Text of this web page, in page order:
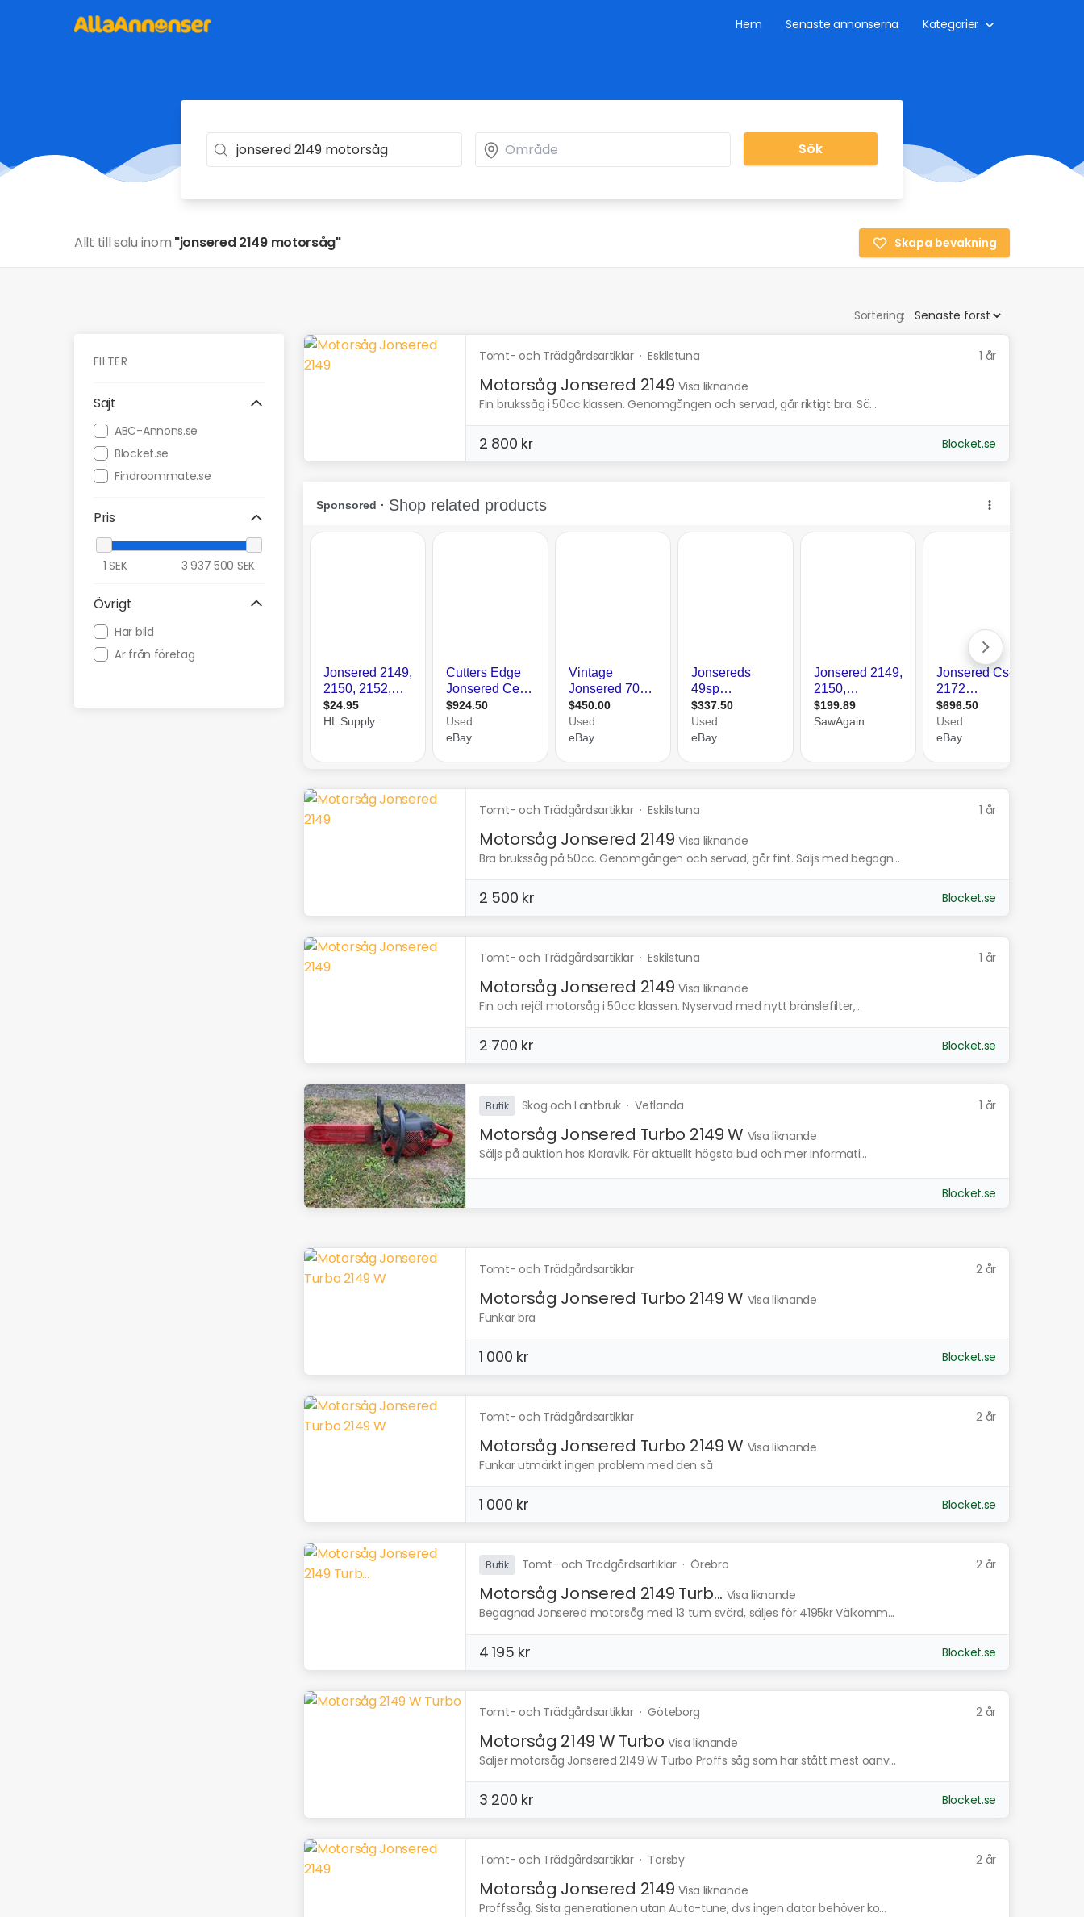
Hem Senaste annonserna Kategorier
Sök
Allt till salu inom "jonsered 2149 motorsåg" Skapa bevakning
Sortering:
FILTER
Sajt
ABC-Annons.se
Blocket.se
Findroommate.se
Pris
1 SEK 3 937 500 SEK
Övrigt
Har bild
Är från företag
Tomt- och Trädgårdsartiklar·Eskilstuna 1 år
Motorsåg Jonsered 2149 Visa liknande
Fin brukssåg i 50cc klassen. Genomgången och servad, går riktigt bra. Sä...
2 800 kr Blocket.se
Tomt- och Trädgårdsartiklar·Eskilstuna 1 år
Motorsåg Jonsered 2149 Visa liknande
Bra brukssåg på 50cc. Genomgången och servad, går fint. Säljs med begagn...
2 500 kr Blocket.se
Tomt- och Trädgårdsartiklar·Eskilstuna 1 år
Motorsåg Jonsered 2149 Visa liknande
Fin och rejäl motorsåg i 50cc klassen. Nyservad med nytt bränslefilter,...
2 700 kr Blocket.se
Butik Skog och Lantbruk·Vetlanda 1 år
Motorsåg Jonsered Turbo 2149 W Visa liknande
Säljs på auktion hos Klaravik. För aktuellt högsta bud och mer informati...
Blocket.se
Tomt- och Trädgårdsartiklar 2 år
Motorsåg Jonsered Turbo 2149 W Visa liknande
Funkar bra
1 000 kr Blocket.se
Tomt- och Trädgårdsartiklar 2 år
Motorsåg Jonsered Turbo 2149 W Visa liknande
Funkar utmärkt ingen problem med den så
1 000 kr Blocket.se
Butik Tomt- och Trädgårdsartiklar·Örebro 2 år
Motorsåg Jonsered 2149 Turb... Visa liknande
Begagnad Jonsered motorsåg med 13 tum svärd, säljes för 4195kr Välkomm...
4 195 kr Blocket.se
Tomt- och Trädgårdsartiklar·Göteborg 2 år
Motorsåg 2149 W Turbo Visa liknande
Säljer motorsåg Jonsered 2149 W Turbo Proffs såg som har stått mest oanv...
3 200 kr Blocket.se
Tomt- och Trädgårdsartiklar· Torsby 2 år
Motorsåg Jonsered 2149 Visa liknande
Proffssåg. Sista generationen utan Auto-tune, dvs ingen dator behöver ko...